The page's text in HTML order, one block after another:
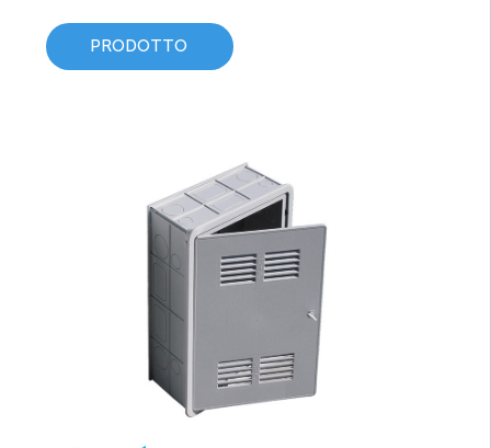
PRODOTTO